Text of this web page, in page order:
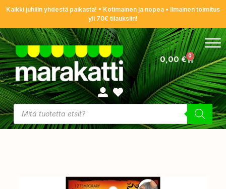
Kaikki juhliin yhdestä paikasta! • Kotimainen ja nopea • Ilmainen toimitus
yli 70€ tilauksiin!
0,00€ 0